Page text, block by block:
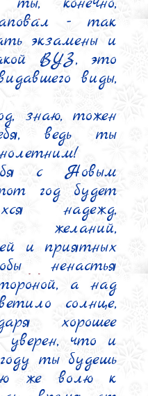
- так
экзамены и
ВУЗ, это
виды,
знаю, тожен
ведь ты
с Новым
год будет
надежд,
желаний,
и приятных
ненастья
а над
солнце,
хорошее
что и
ты будешь
же волю к